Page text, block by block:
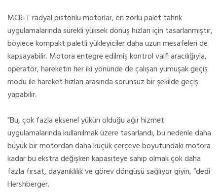
MCR-T radyal pistonlu motorlar, en zorlu palet tahrik
uygulamalarında sürekli yüksek dönüş hızları için tasarlanmıştır,
böylece kompakt paletli yükleyiciler daha uzun mesafeleri de
kapsayabilir. Motora entegre edilmiş kontrol valfi aracılığıyla,
operatör, hareketin her iki yönünde de çalışan yumuşak geçiş
modu ile hareket hızları arasında sorunsuz bir şekilde geçiş
yapabilir.
"Bu, çok fazla eksenel yükün olduğu ağır hizmet
uygulamalarında kullanılmak üzere tasarlandı, bu nedenle daha
büyük bir motordan daha küçük çerçeve boyutundaki motora
kadar bu ekstra değişken kapasiteye sahip olmak çok daha
fazla fırsat, dayanıklılık ve görev döngüsü sağlıyor giyin, ”dedi
Hershberger.